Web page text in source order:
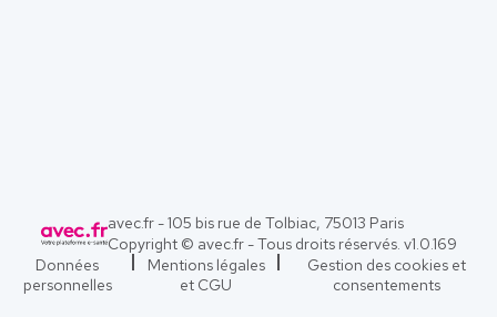
avec.fr - 105 bis rue de Tolbiac, 75013 Paris
Copyright © avec.fr - Tous droits réservés. v1.0.169
Données
personnelles
Mentions légales
et CGU
Gestion des cookies et
consentements